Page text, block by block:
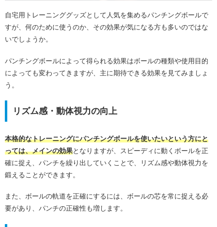
自宅用トレーニンググッズとして人気を集めるパンチングボールで
すが、何のために使うのか、その効果が気になる方も多いのではな
いでしょうか。
パンチングボールによって得られる効果はボールの種類や使用目的
によっても変わってきますが、主に期待できる効果を見てみましょ
う。
リズム感・動体視力の向上
本格的なトレーニングにパンチングボールを使いたいという方にと
っては、メインの効果となりますが、スピーディに動くボールを正
確に捉え、パンチを繰り出していくことで、リズム感や動体視力を
鍛えることができます。
また、ボールの軌道を正確にするには、ボールの芯を常に捉える必
要があり、パンチの正確性も増します。